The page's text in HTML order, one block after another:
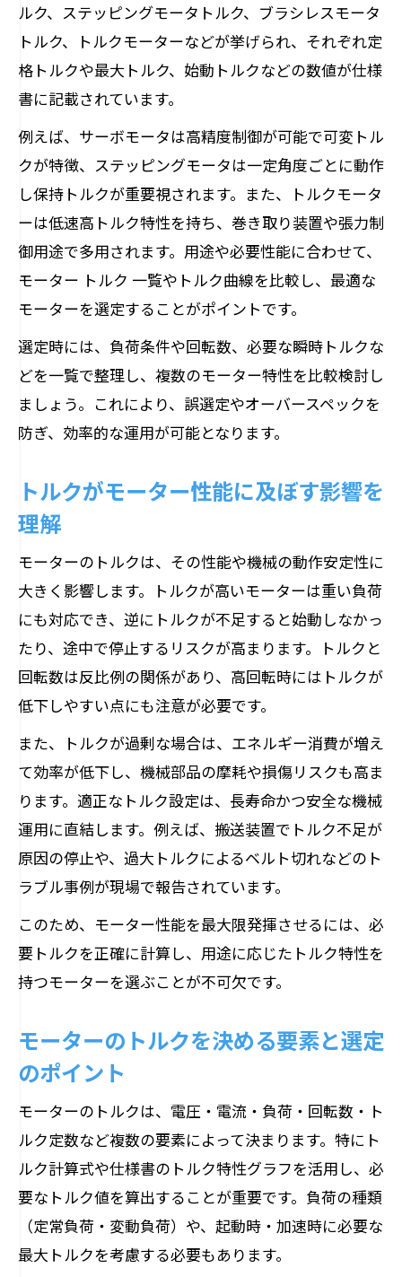
説
モーターのトルクが高い場合のメリット
を探る
高トルクモーターが必要な用途と選定基
準
小型高トルクモーターの活用シーンと注
意点
高トルクモーター選びで押さえたいポイ
ント
トルク特性を理解するための秘訣とは
る方法
トルク曲線からわかるモーターの動作傾
向
トルク特性を応用した効率的な機械設計
モーターのトルク特性比較で選定ミスを
防ぐ
制御方法で変わるモーター性能の実際
モーターのトルク制御が性能に与える影
響
電流制御でモーターのトルクを最適化す
る方法
説
モーター制御でトルク特性を最大限引き
出す
回転数制御とトルク制御の違いを実例で
紹介
ルク、ステッピングモータトルク、ブラシレスモータ
トルク、トルクモーターなどが挙げられ、それぞれ定
格トルクや最大トルク、始動トルクなどの数値が仕様
書に記載されています。
例えば、サーボモータは高精度制御が可能で可変トル
クが特徴、ステッピングモータは一定角度ごとに動作
し保持トルクが重要視されます。また、トルクモータ
ーは低速高トルク特性を持ち、巻き取り装置や張力制
御用途で多用されます。用途や必要性能に合わせて、
モーター トルク 一覧やトルク曲線を比較し、最適な
モーターを選定することがポイントです。
選定時には、負荷条件や回転数、必要な瞬時トルクな
どを一覧で整理し、複数のモーター特性を比較検討し
ましょう。これにより、誤選定やオーバースペックを
防ぎ、効率的な運用が可能となります。
トルクがモーター性能に及ぼす影響を
理解
モーターのトルクは、その性能や機械の動作安定性に
大きく影響します。トルクが高いモーターは重い負荷
にも対応でき、逆にトルクが不足すると始動しなかっ
たり、途中で停止するリスクが高まります。トルクと
回転数は反比例の関係があり、高回転時にはトルクが
低下しやすい点にも注意が必要です。
また、トルクが過剰な場合は、エネルギー消費が増え
て効率が低下し、機械部品の摩耗や損傷リスクも高ま
ります。適正なトルク設定は、長寿命かつ安全な機械
運用に直結します。例えば、搬送装置でトルク不足が
原因の停止や、過大トルクによるベルト切れなどのト
ラブル事例が現場で報告されています。
このため、モーター性能を最大限発揮させるには、必
要トルクを正確に計算し、用途に応じたトルク特性を
持つモーターを選ぶことが不可欠です。
モーターのトルクを決める要素と選定
のポイント
モーターのトルクは、電圧・電流・負荷・回転数・ト
ルク定数など複数の要素によって決まります。特にト
ルク計算式や仕様書のトルク特性グラフを活用し、必
要なトルク値を算出することが重要です。負荷の種類
（定常負荷・変動負荷）や、起動時・加速時に必要な
最大トルクを考慮する必要もあります。